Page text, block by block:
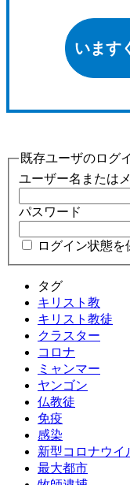
います
既存ユーザのログ
ユーザー名または
パスワード
ログイン状態を
タグ
キリスト教
キリスト教徒
クラスター
コロナ
ミャンマー
ヤンゴン
仏教徒
免疫
感染
新型コロナウイ
最大都市